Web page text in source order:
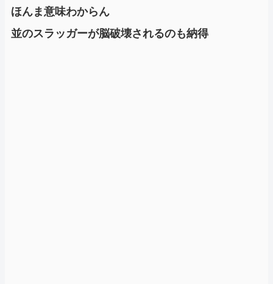
ほんま意味わからん
並のスラッガーが脳破壊されるのも納得